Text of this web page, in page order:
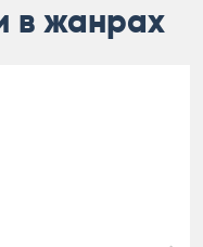
в жанрах